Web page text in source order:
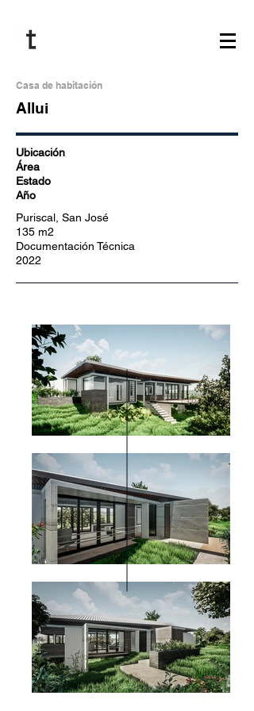
Casa de habitación
Allui
Ubicación
Área
Estado
Año
Puriscal, San José
135 m2
Documentación Técnica
2022